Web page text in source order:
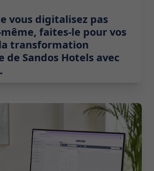
vous digitalisez pas
faites-le pour vos
transformation
de Sandos Hotels avec